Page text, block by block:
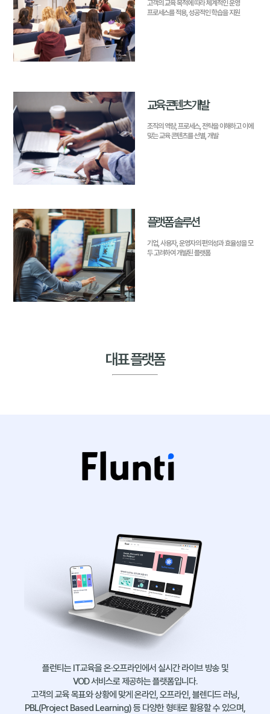
고객의 교육 목적에 따라 체계적인 운영
프로세스를 적용, 성공적인 학습을 지원
교육 콘텐츠 개발
조직의 역량, 프로세스, 전략을 이해하고이에
맞는 교육 콘텐츠를 선별, 개발
플랫폼 솔루션
기업, 사용자, 운영자의 편의성과 효율성을 모
두 고려하여 개발된 플랫폼
대표 플랫폼
플런티는 IT교육을 온·오프라인에서 실시간 라이브 방송 및
VOD 서비스로 제공하는 플랫폼입니다.
고객의 교육 목표와 상황에 맞게 온라인, 오프라인, 블렌디드 러닝,
PBL(Project Based Learning) 등 다양한 형태로 활용할 수 있으며,